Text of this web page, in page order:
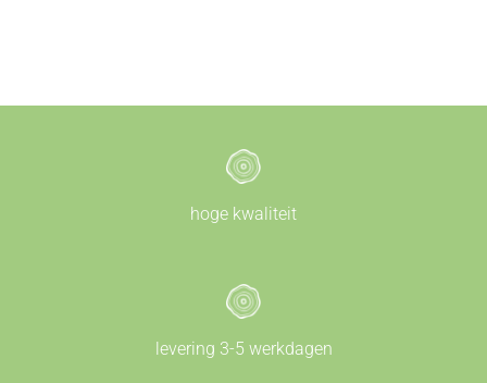
hoge kwaliteit
levering 3-5 werkdagen